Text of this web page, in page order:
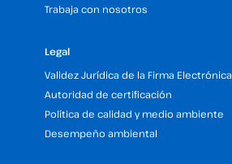
Trabaja con nosotros
Legal
Validez Jurídica de la Firma Electrónica
Autoridad de certificación
Política de calidad y medio ambiente
Desempeño ambiental